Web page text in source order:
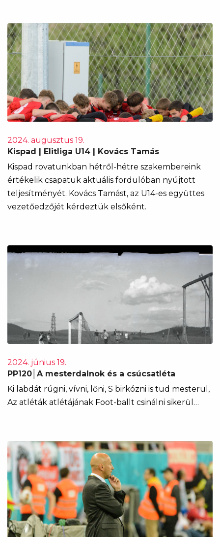
2024. augusztus 19.
Kispad | Elitliga U14 | Kovács Tamás
Kispad rovatunkban hétről-hétre szakembereink
értékelik csapatuk aktuális fordulóban nyújtott
teljesítményét. Kovács Tamást, az U14-es együttes
vezetőedzőjét kérdeztük elsőként.
2024. június 19.
PP120│A mesterdalnok és a csúcsatléta
Ki labdát rúgni, vívni, lőni, S birkózni is tud mesterül,
Az atléták atlétájának Foot-ballt csinálni sikerül…